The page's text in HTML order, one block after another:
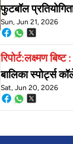
फुटबॉल
फायर। मॉन्स्टर हंटर
Sun, Jun 21, 2026
रिपोर्ट:लक्ष्मण बिष्ट :
बालिका स्पोर्ट्स
चयन प्रक्रिया शुरू।
Sat, Jun 20, 2026